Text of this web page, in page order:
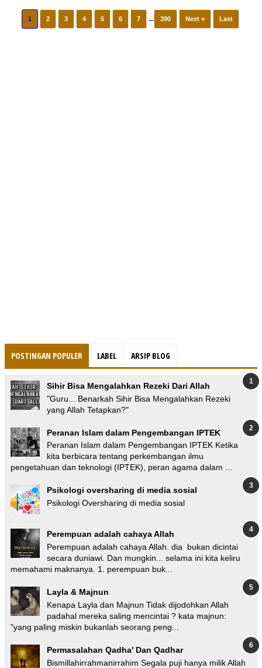
1 2 3 4 5 6 7 ... 390 Next » Last
POSTINGAN POPULER LABEL ARSIP BLOG
Sihir Bisa Mengalahkan Rezeki Dari Allah
"Guru... Benarkah Sihir Bisa Mengalahkan Rezeki
yang Allah Tetapkan?"
Peranan Islam dalam Pengembangan IPTEK
Peranan Islam dalam Pengembangan IPTEK Ketika
kita berbicara tentang perkembangan ilmu
pengetahuan dan teknologi (IPTEK), peran agama dalam ...
Psikologi oversharing di media sosial
Psikologi Oversharing di media sosial
Perempuan adalah cahaya Allah
Perempuan adalah cahaya Allah. dia bukan dicintai
secara duniawi. Dan mungkin... selama ini kita keliru
memahami maknanya. 1. perempuan buk...
Layla & Majnun
Kenapa Layla dan Majnun Tidak dijodohkan Allah
padahal mereka saling mencintai ? kata majnun:
"yang paling miskin bukanlah seorang peng...
Permasalahan Qadha' Dan Qadhar
Bismillahirrahmanirrahim Segala puji hanya milik Allah